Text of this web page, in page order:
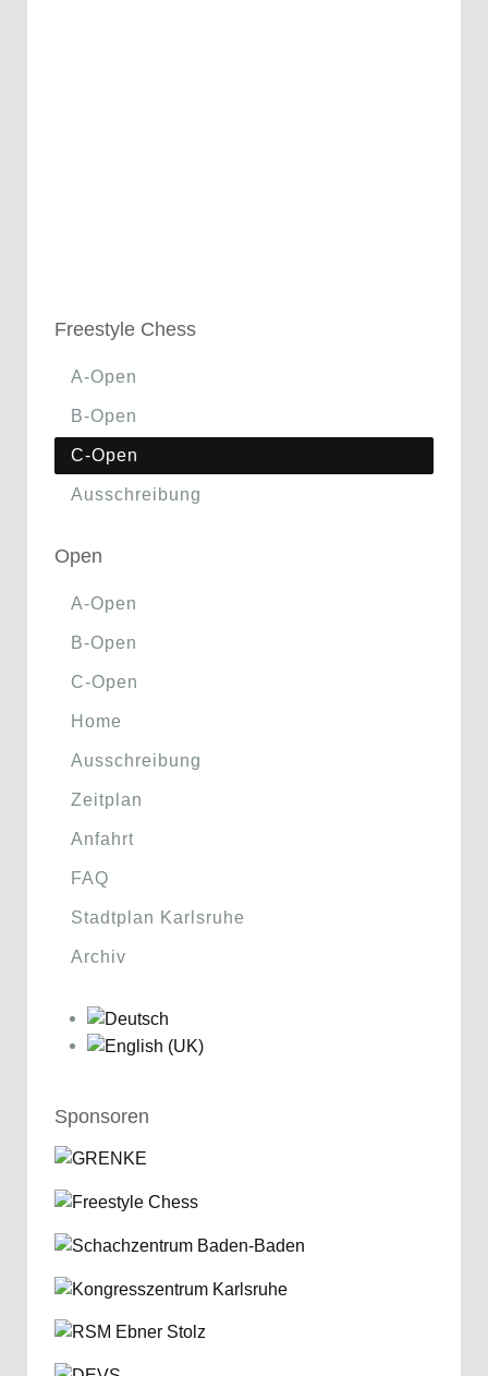
Freestyle Chess
A-Open
B-Open
C-Open
Ausschreibung
Open
A-Open
B-Open
C-Open
Home
Ausschreibung
Zeitplan
Anfahrt
FAQ
Stadtplan Karlsruhe
Archiv
Sponsoren